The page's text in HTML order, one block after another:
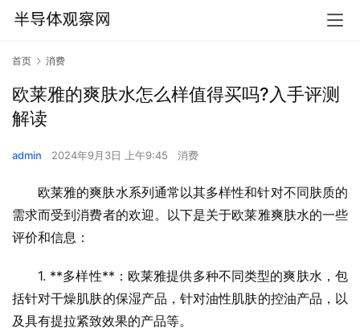
首页 消费
欧莱雅的爽肤水怎么样值得买吗?入手评测
解读
admin 2024年9月3日 上午9:45 消费
欧莱雅的爽肤水系列通常以其多样性和针对不同肤质的
需求而受到消费者的欢迎。以下是关于欧莱雅爽肤水的一些
评价和信息：
1. **多样性**：欧莱雅提供多种不同类型的爽肤水，包
括针对干燥肌肤的保湿产品，针对油性肌肤的控油产品，以
及具有提拉紧致效果的产品等。